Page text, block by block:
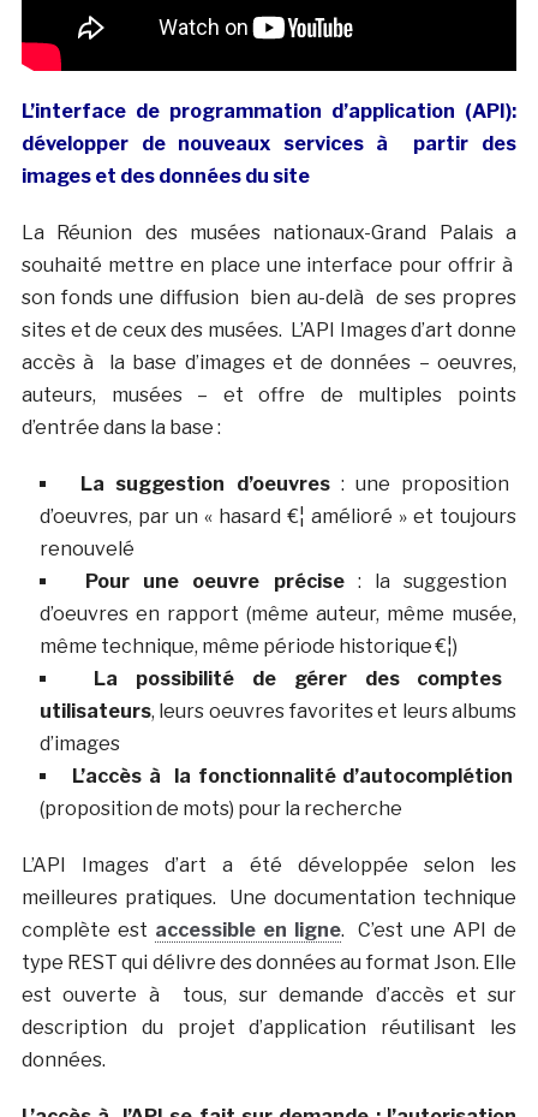
L’interface de programmation d’application (API):
développer de nouveaux services à partir des
images et des données du site
La Réunion des musées nationaux-Grand Palais a
souhaité mettre en place une interface pour offrir à
son fonds une diffusion bien au-delà de ses propres
sites et de ceux des musées. L’API Images d’art donne
accès à la base d’images et de données – oeuvres,
auteurs, musées – et offre de multiples points
d’entrée dans la base :
La suggestion d’oeuvres: une proposition
d’oeuvres, par un « hasard €¦ amélioré » et toujours
renouvelé
Pour une oeuvre précise: la suggestion
d’oeuvres en rapport (même auteur, même musée,
même technique, même période historique €¦)
La possibilité de gérer des comptes
utilisateurs, leurs oeuvres favorites et leurs albums
d’images
L’accès à la fonctionnalité d’autocomplétion
(proposition de mots) pour la recherche
L’API Images d’art a été développée selon les
meilleures pratiques. Une documentation technique
complète est accessible en ligne. C’est une API de
type REST qui délivre des données au format Json. Elle
est ouverte à tous, sur demande d’accès et sur
description du projet d’application réutilisant les
données.